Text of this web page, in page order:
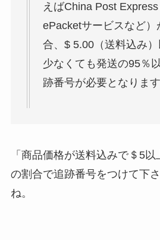
えばChina Post
ePacketサービスなど）
合、$ 5.00（送料込み
少なくても発送の95％
跡番号が必要となります
「商品価格が送料込みで＄5
の割合で追跡番号をつけて下
ね。